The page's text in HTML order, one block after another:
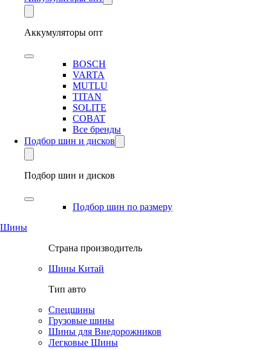
Аккумуляторы опт
BOSCH
VARTA
MUTLU
TITAN
SOLITE
COBAT
Все бренды
Подбор шин и дисков
Подбор шин и дисков
Подбор шин по размеру
Шины
Страна производитель
Шины Китай
Тип авто
Спецшины
Грузовые шины
Шины для Внедорожников
Легковые Шины